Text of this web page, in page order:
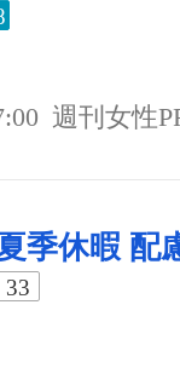
週刊女性
季休暇 配
33